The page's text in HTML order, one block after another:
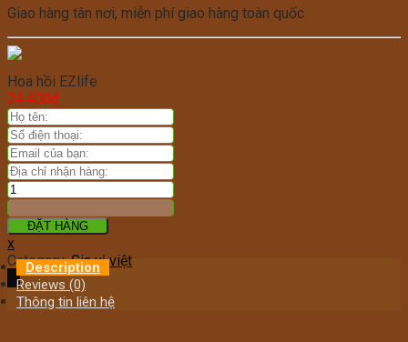
Giao hàng tân nơi, miễn phí giao hàng toàn quốc
Hoa hồi EZlife
24.400₫
ĐẶT HÀNG
x
Category:Gia vị việt
Description
Reviews (0)
Thông tin liên hệ